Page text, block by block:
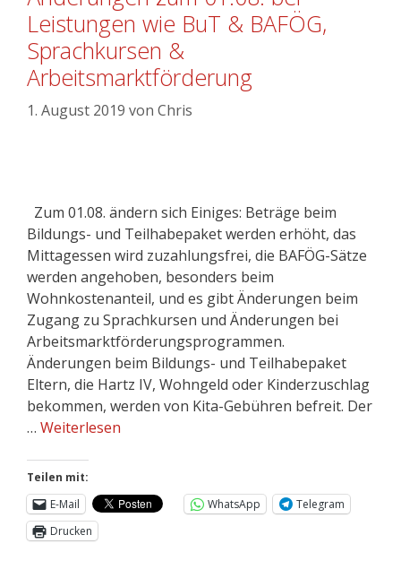
Leistungen wie BuT & BAFÖG,
Sprachkursen &
Arbeitsmarktförderung
1. August 2019 von Chris
Zum 01.08. ändern sich Einiges: Beträge beim
Bildungs- und Teilhabepaket werden erhöht, das
Mittagessen wird zuzahlungsfrei, die BAFÖG-Sätze
werden angehoben, besonders beim
Wohnkostenanteil, und es gibt Änderungen beim
Zugang zu Sprachkursen und Änderungen bei
Arbeitsmarktförderungsprogrammen.
Änderungen beim Bildungs- und Teilhabepaket
Eltern, die Hartz IV, Wohngeld oder Kinderzuschlag
bekommen, werden von Kita-Gebühren befreit. Der
… Weiterlesen
Teilen mit:
E-Mail
WhatsApp
Telegram
Drucken